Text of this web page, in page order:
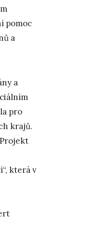
pomoc
a
a
pro
krajů.
která v